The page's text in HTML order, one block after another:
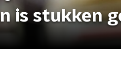
is stukken